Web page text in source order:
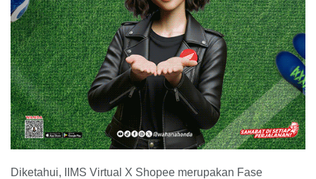
Diketahui, IIMS Virtual X Shopee merupakan Fase